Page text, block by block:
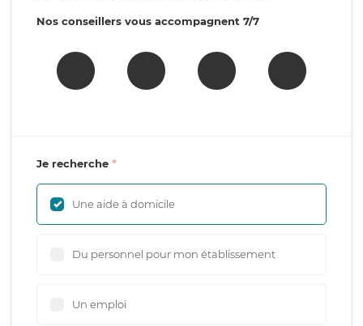
Nos conseillers vous accompagnent 7/7
Je recherche
Une aide à domicile
Du personnel pour mon établissement
Un emploi